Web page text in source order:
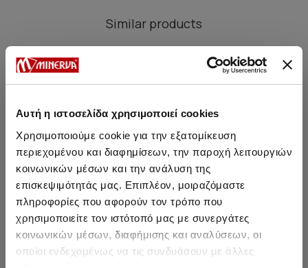
Αυτή η ιστοσελίδα χρησιμοποιεί cookies
Χρησιμοποιούμε cookie για την εξατομίκευση
περιεχομένου και διαφημίσεων, την παροχή λειτουργιών
κοινωνικών μέσων και την ανάλυση της
επισκεψιμότητάς μας. Επιπλέον, μοιραζόμαστε
πληροφορίες που αφορούν τον τρόπο που
χρησιμοποιείτε τον ιστότοπό μας με συνεργάτες
κοινωνικών μέσων, διαφήμισης και αναλύσεων, οι
οποίοι ενδεχομένως να τις συνδυάσουν με άλλες
Similar products
Kids' / Teen's Shortsleeve
SALE
Kids' / Teen's Shortsleeve